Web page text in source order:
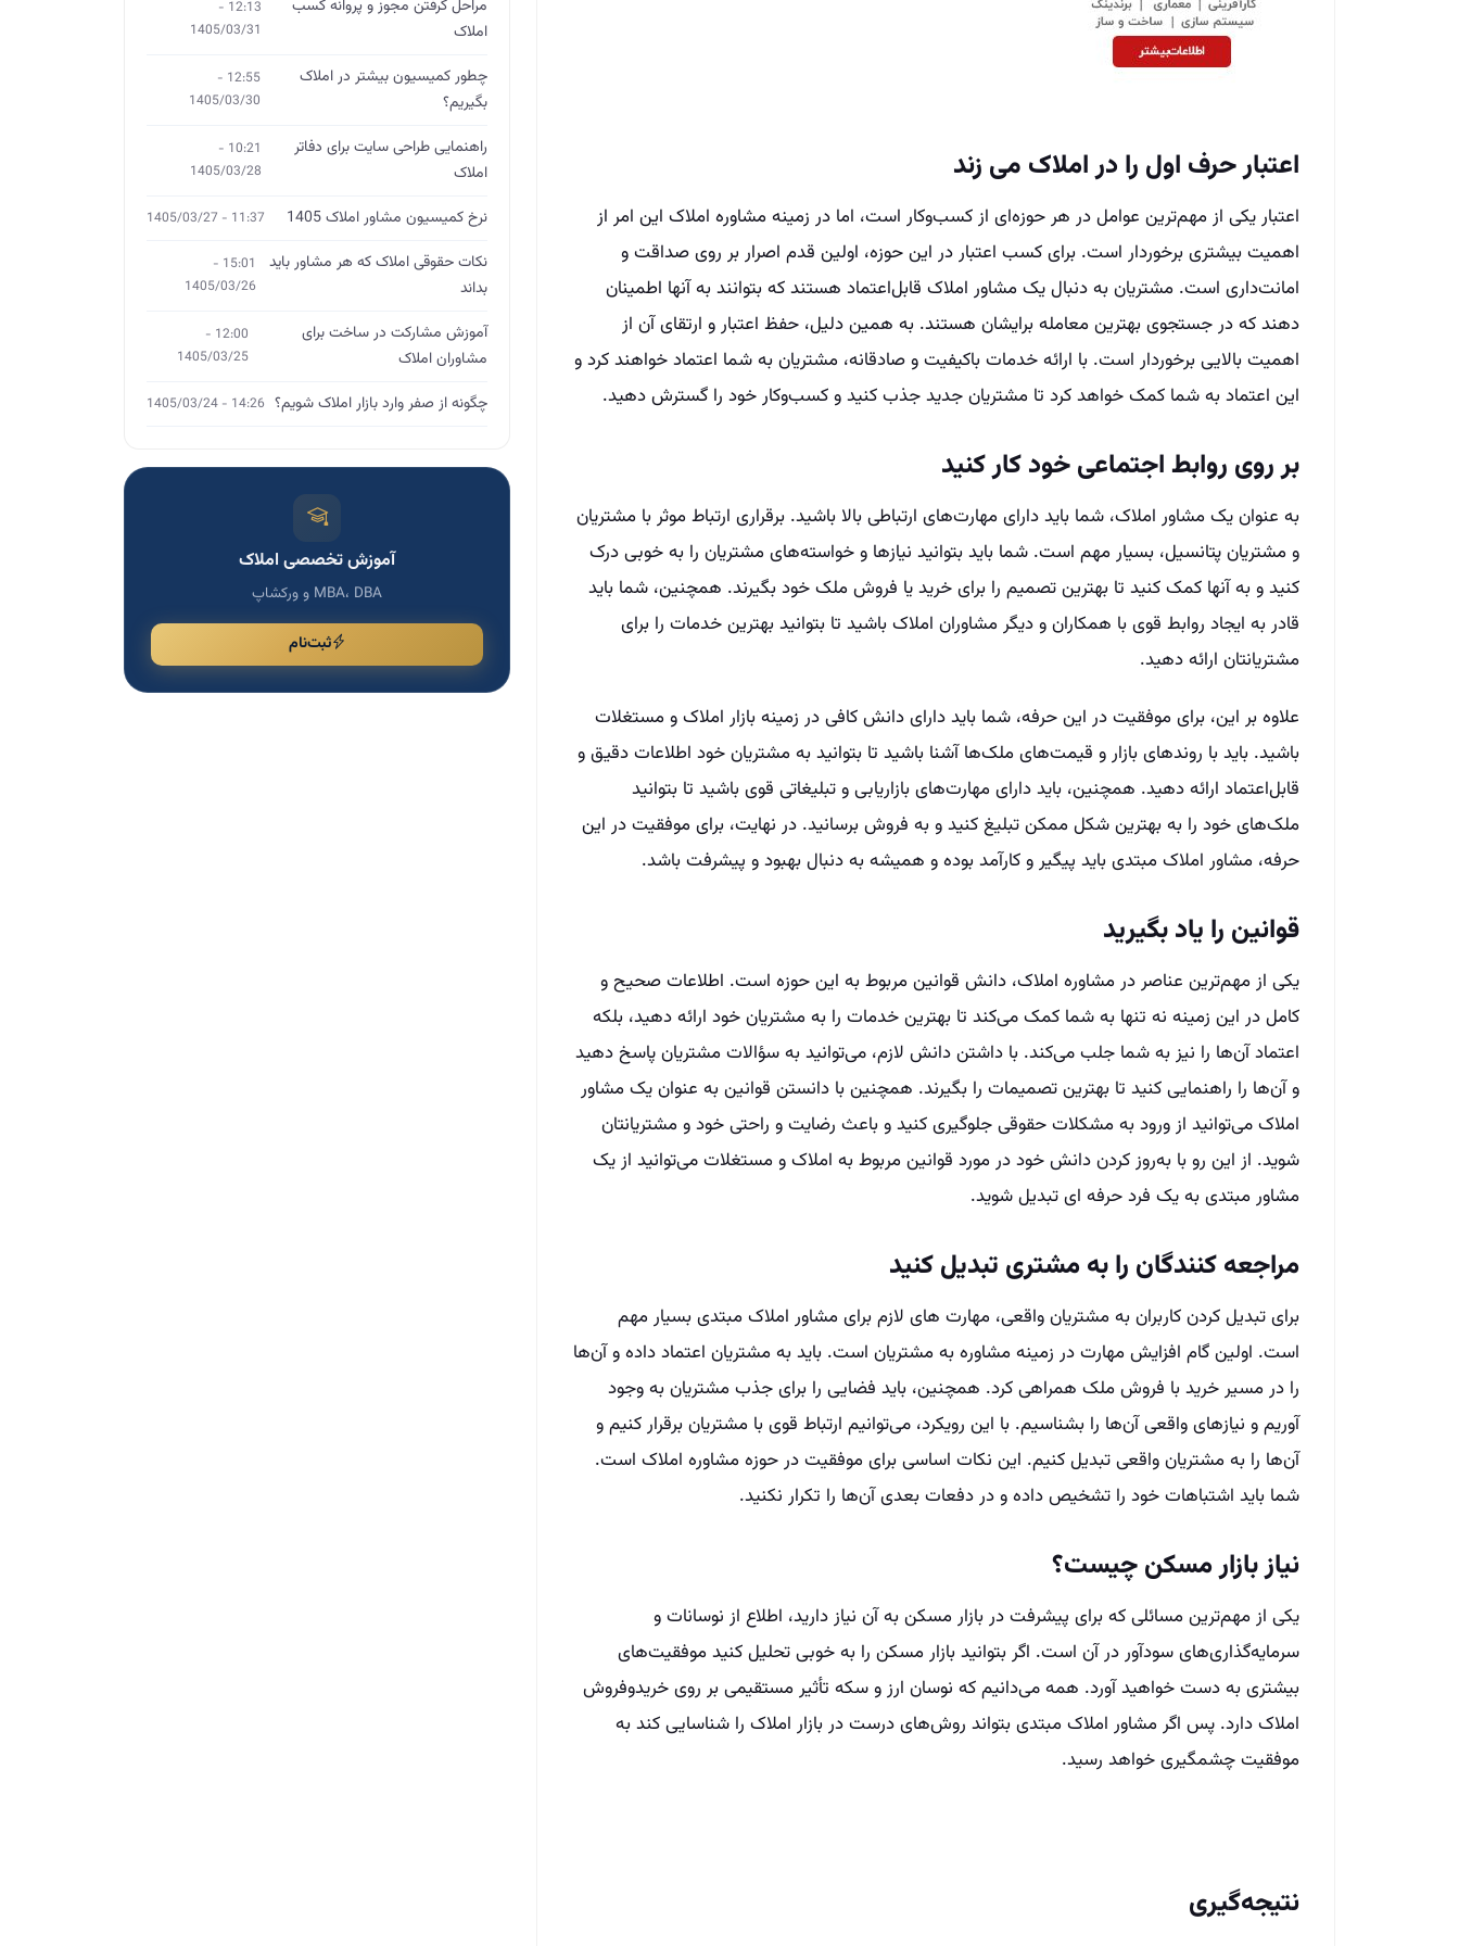
اعتبار حرف اول را در املاک می زند
اعتبار یکی از مهم‌ترین عوامل در هر حوزه‌ای از کسب‌وکار است، اما در زمینه مشاوره املاک این امر از
اهمیت بیشتری برخوردار است. برای کسب اعتبار در این حوزه، اولین قدم اصرار بر روی صداقت و
امانت‌داری است. مشتریان به دنبال یک مشاور املاک قابل‌اعتماد هستند که بتوانند به آنها اطمینان
دهند که در جستجوی بهترین معامله برایشان هستند. به همین دلیل، حفظ اعتبار و ارتقای آن از
اهمیت بالایی برخوردار است. با ارائه خدمات باکیفیت و صادقانه، مشتریان به شما اعتماد خواهند کرد و
این اعتماد به شما کمک خواهد کرد تا مشتریان جدید جذب کنید و کسب‌وکار خود را گسترش دهید.
بر روی روابط اجتماعی خود کار کنید
به عنوان یک مشاور املاک، شما باید دارای مهارت‌های ارتباطی بالا باشید. برقراری ارتباط موثر با مشتریان
و مشتریان پتانسیل، بسیار مهم است. شما باید بتوانید نیازها و خواسته‌های مشتریان را به خوبی درک
کنید و به آنها کمک کنید تا بهترین تصمیم را برای خرید یا فروش ملک خود بگیرند. همچنین، شما باید
قادر به ایجاد روابط قوی با همکاران و دیگر مشاوران املاک باشید تا بتوانید بهترین خدمات را برای
مشتریانتان ارائه دهید.
علاوه بر این، برای موفقیت در این حرفه، شما باید دارای دانش کافی در زمینه بازار املاک و مستغلات
باشید. باید با روندهای بازار و قیمت‌های ملک‌ها آشنا باشید تا بتوانید به مشتریان خود اطلاعات دقیق و
قابل‌اعتماد ارائه دهید. همچنین، باید دارای مهارت‌های بازاریابی و تبلیغاتی قوی باشید تا بتوانید
ملک‌های خود را به بهترین شکل ممکن تبلیغ کنید و به فروش برسانید. در نهایت، برای موفقیت در این
حرفه، مشاور املاک مبتدی باید پیگیر و کارآمد بوده و همیشه به دنبال بهبود و پیشرفت باشد.
قوانین را یاد بگیرید
یکی از مهم‌ترین عناصر در مشاوره املاک، دانش قوانین مربوط به این حوزه است. اطلاعات صحیح و
کامل در این زمینه نه تنها به شما کمک می‌کند تا بهترین خدمات را به مشتریان خود ارائه دهید، بلکه
اعتماد آن‌ها را نیز به شما جلب می‌کند. با داشتن دانش لازم، می‌توانید به سؤالات مشتریان پاسخ دهید
و آن‌ها را راهنمایی کنید تا بهترین تصمیمات را بگیرند. همچنین با دانستن قوانین به عنوان یک مشاور
املاک می‌توانید از ورود به مشکلات حقوقی جلوگیری کنید و باعث رضایت و راحتی خود و مشتریانتان
شوید. از این رو با به‌روز کردن دانش خود در مورد قوانین مربوط به املاک و مستغلات می‌توانید از یک
مشاور مبتدی به یک فرد حرفه ای تبدیل شوید.
مراجعه کنندگان را به مشتری تبدیل کنید
برای تبدیل کردن کاربران به مشتریان واقعی، مهارت های لازم برای مشاور املاک مبتدی بسیار مهم
است. اولین گام افزایش مهارت در زمینه مشاوره به مشتریان است. باید به مشتریان اعتماد داده و آن‌ها
را در مسیر خرید با فروش ملک همراهی کرد. همچنین، باید فضایی را برای جذب مشتریان به وجود
آوریم و نیازهای واقعی آن‌ها را بشناسیم. با این رویکرد، می‌توانیم ارتباط قوی با مشتریان برقرار کنیم و
آن‌ها را به مشتریان واقعی تبدیل کنیم. این نکات اساسی برای موفقیت در حوزه مشاوره املاک است.
شما باید اشتباهات خود را تشخیص داده و در دفعات بعدی آن‌ها را تکرار نکنید.
نیاز بازار مسکن چیست؟
یکی از مهم‌ترین مسائلی که برای پیشرفت در بازار مسکن به آن نیاز دارید، اطلاع از نوسانات و
سرمایه‌گذاری‌های سودآور در آن است. اگر بتوانید بازار مسکن را به خوبی تحلیل کنید موفقیت‌های
بیشتری به دست خواهید آورد. همه می‌دانیم که نوسان ارز و سکه تأثیر مستقیمی بر روی خریدوفروش
املاک دارد. پس اگر مشاور املاک مبتدی بتواند روش‌های درست در بازار املاک را شناسایی کند به
موفقیت چشمگیری خواهد رسید.
نتیجه‌گیری
مراحل گرفتن مجوز و پروانه کسب
املاک
12:13 -
1405/03/31
چطور کمیسیون بیشتر در املاک
بگیریم؟
12:55 -
1405/03/30
راهنمایی طراحی سایت برای دفاتر
املاک
10:21 -
1405/03/28
نرخ کمیسیون مشاور املاک 1405 11:37 - 1405/03/27
نکات حقوقی املاک که هر مشاور باید
بداند
15:01 -
1405/03/26
آموزش مشارکت در ساخت برای
مشاوران املاک
12:00 -
1405/03/25
چگونه از صفر وارد بازار املاک شویم؟ 14:26 - 1405/03/24
آموزش تخصصی املاک
MBA، DBA و ورکشاپ
ثبت‌نام